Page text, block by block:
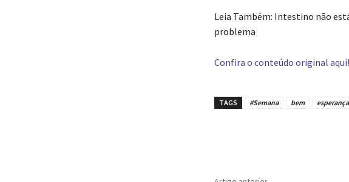
Leia Também: Intestino não
problema
Confira o conteúdo original aqui!
TAGS #Semana bem esperança